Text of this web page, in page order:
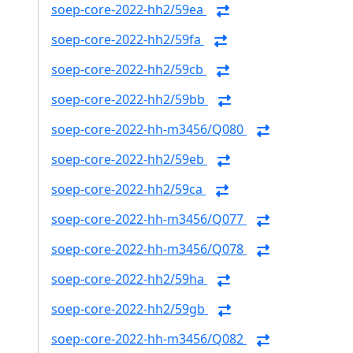
soep-core-2022-hh2/59ea
soep-core-2022-hh2/59fa
soep-core-2022-hh2/59cb
soep-core-2022-hh2/59bb
soep-core-2022-hh-m3456/Q080
soep-core-2022-hh2/59eb
soep-core-2022-hh2/59ca
soep-core-2022-hh-m3456/Q077
soep-core-2022-hh-m3456/Q078
soep-core-2022-hh2/59ha
soep-core-2022-hh2/59gb
soep-core-2022-hh-m3456/Q082